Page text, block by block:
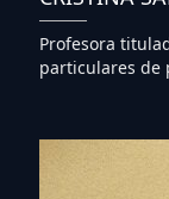
Profesora
particulares de